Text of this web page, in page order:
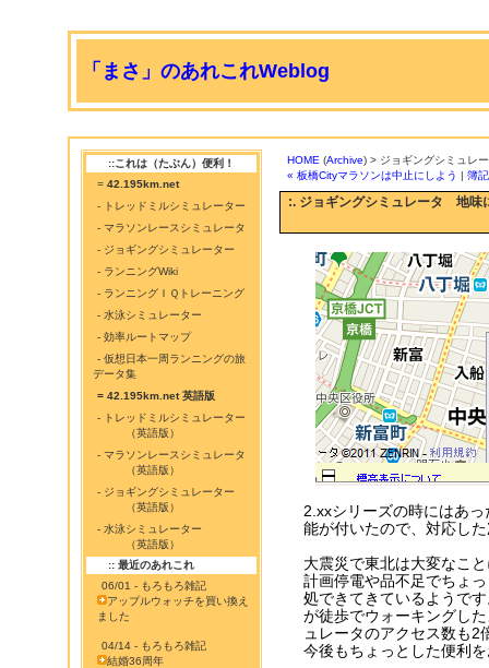
「まさ」のあれこれWeblog
::これは（たぶん）便利！
= 42.195km.net
- トレッドミルシミュレーター
- マラソンレースシミュレータ
- ジョギングシミュレーター
- ランニングWiki
- ランニングＩＱトレーニング
- 水泳シミュレーター
- 効率ルートマップ
- 仮想日本一周ランニングの旅
データ集
= 42.195km.net 英語版
- トレッドミルシミュレーター
（英語版）
- マラソンレースシミュレータ
（英語版）
- ジョギングシミュレーター
（英語版）
- 水泳シミュレーター
（英語版）
:: 最近のあれこれ
06/01 - もろもろ雑記
アップルウォッチを買い換え
ました
04/14 - もろもろ雑記
結婚36周年
HOME (Archive) > ジョギングシミュレ
« 板橋Cityマラソンは中止にしよう | 簿
:. ジョギングシミュレータ 地味
2.xxシリーズの時にはあ
能が付いたので、対応し
大震災で東北は大変なこ
計画停電や品不足でちょ
処できてきているようで
が徒歩でウォーキングし
ュレータのアクセス数も2
今後もちょっとした便利